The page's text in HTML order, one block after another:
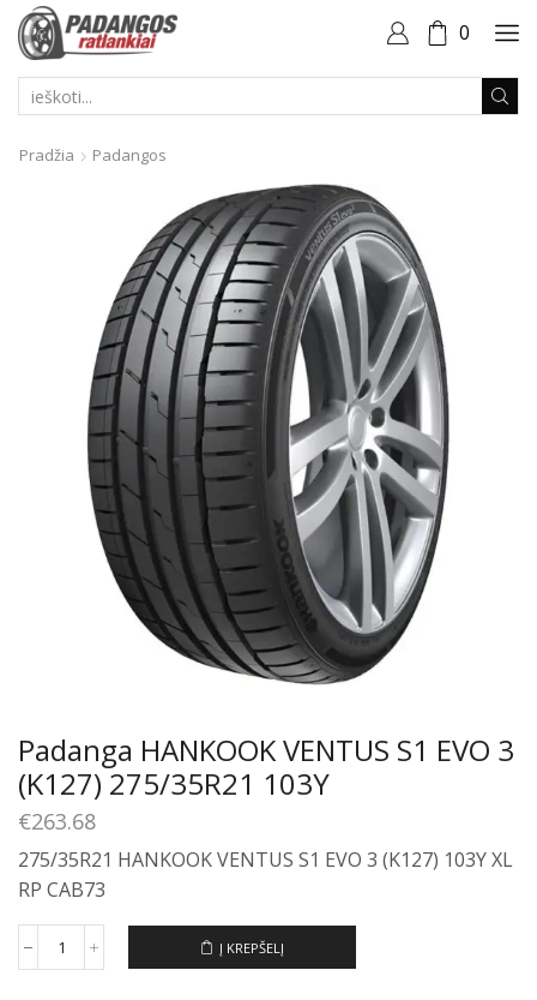
0
Pradžia Padangos
Padanga HANKOOK VENTUS S1 EVO 3
(K127) 275/35R21 103Y
€263.68
275/35R21 HANKOOK VENTUS S1 EVO 3 (K127) 103Y XL
RP CAB73
produkto
Į KREPŠELĮ